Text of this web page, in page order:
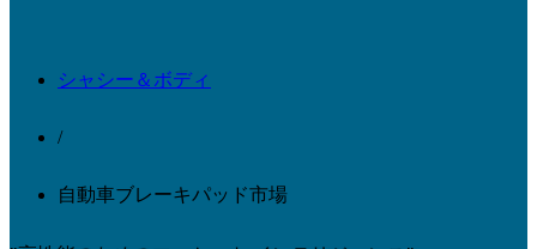
シャシー＆ボディ
/
自動車ブレーキパッド市場